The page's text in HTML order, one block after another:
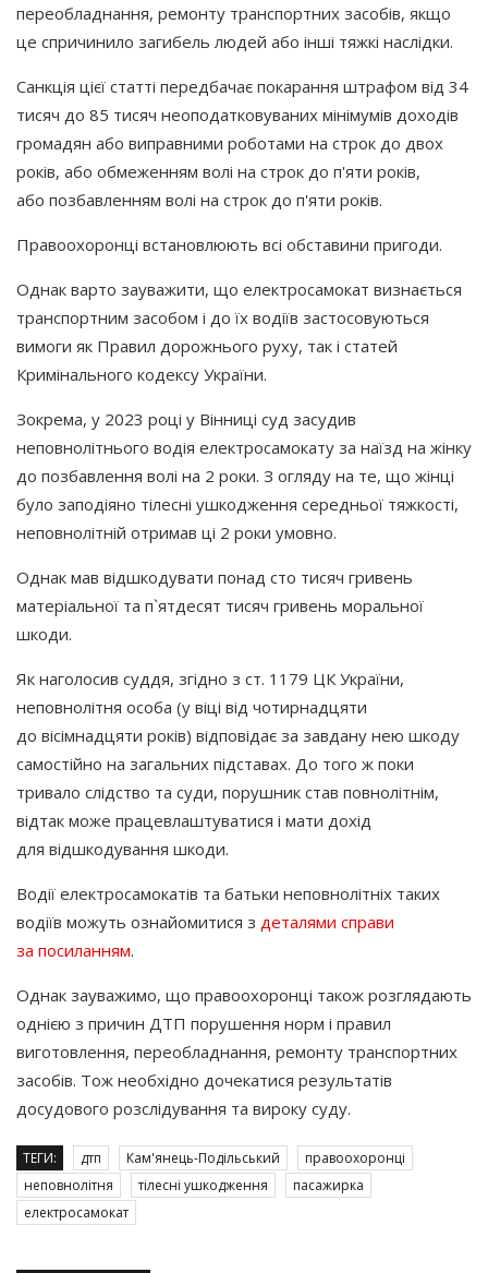
переобладнання, ремонту транспортних засобів, якщо
це спричинило загибель людей або інші тяжкі наслідки.
Санкція цієї статті передбачає покарання штрафом від 34
тисяч до 85 тисяч неоподатковуваних мінімумів доходів
громадян або виправними роботами на строк до двох
років, або обмеженням волі на строк до п'яти років,
або позбавленням волі на строк до п'яти років.
Правоохоронці встановлюють всі обставини пригоди.
Однак варто зауважити, що електросамокат визнається
транспортним засобом і до їх водіїв застосовуються
вимоги як Правил дорожнього руху, так і статей
Кримінального кодексу України.
Зокрема, у 2023 році у Вінниці суд засудив
неповнолітнього водія електросамокату за наїзд на жінку
до позбавлення волі на 2 роки. З огляду на те, що жінці
було заподіяно тілесні ушкодження середньої тяжкості,
неповнолітній отримав ці 2 роки умовно.
Однак мав відшкодувати понад сто тисяч гривень
матеріальної та п`ятдесят тисяч гривень моральної
шкоди.
Як наголосив суддя, згідно з ст. 1179 ЦК України,
неповнолітня особа (у віці від чотирнадцяти
до вісімнадцяти років) відповідає за завдану нею шкоду
самостійно на загальних підставах. До того ж поки
тривало слідство та суди, порушник став повнолітнім,
відтак може працевлаштуватися і мати дохід
для відшкодування шкоди.
Водії електросамокатів та батьки неповнолітніх таких
водіїв можуть ознайомитися з деталями справи
за посиланням.
Однак зауважимо, що правоохоронці також розглядають
однією з причин ДТП порушення норм і правил
виготовлення, переобладнання, ремонту транспортних
засобів. Тож необхідно дочекатися результатів
досудового розслідування та вироку суду.
ТЕГИ: дтп Кам'янець-Подільський
правоохоронці
неповнолітня
тілесні ушкодження
пасажирка
електросамокат